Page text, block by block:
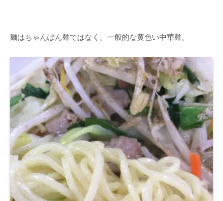
麺はちゃんぽん麺ではなく、一般的な黄色い中華麺。